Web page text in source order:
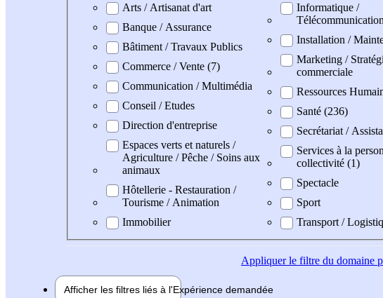
Arts / Artisanat d'art
Banque / Assurance
Bâtiment / Travaux Publics
Commerce / Vente (7)
Communication / Multimédia
Conseil / Etudes
Direction d'entreprise
Espaces verts et naturels /
Agriculture / Pêche / Soins aux
animaux
Hôtellerie - Restauration /
Tourisme / Animation
Immobilier
Informatique /
Télécommunication
Installation /
Marketing /
commerciale
Ressources
Santé (236)
Secrétariat /
Services à la
collectivité (1)
Spectacle
Sport
Transport /
Appliquerle filtre du domaine
Afficher les filtres liés à l'Expérience demandée